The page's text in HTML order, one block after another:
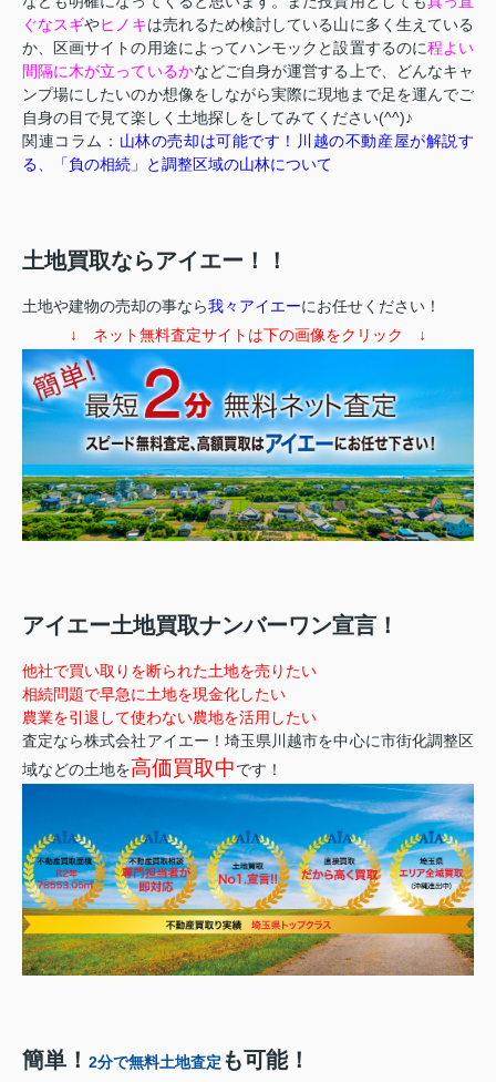
ぐなスギやヒノキは売れるため検討している山に多く生えている
か、区画サイトの用途によってハンモックと設置するのに程よい
間隔に木が立っているかなどご自身が運営する上で、どんなキャ
ンプ場にしたいのか想像をしながら実際に現地まで足を運んでご
自身の目で見て楽しく土地探しをしてみてください(^^)♪
関連コラム： 山林の売却は可能です！川越の不動産屋が解説す
る、「負の相続」と調整区域の山林について
土地買取ならアイエー！！
土地や建物の売却の事なら我々アイエーにお任せください！
↓ ネット無料査定サイトは下の画像をクリック ↓
アイエー土地買取ナンバーワン宣言！
他社で買い取りを断られた土地を売りたい
相続問題で早急に土地を現金化したい
農業を引退して使わない農地を活用したい
査定なら株式会社アイエー！埼玉県川越市を中心に市街化調整区
域などの土地を高価買取中です！
簡単！ 2分で無料土地査定 も可能！